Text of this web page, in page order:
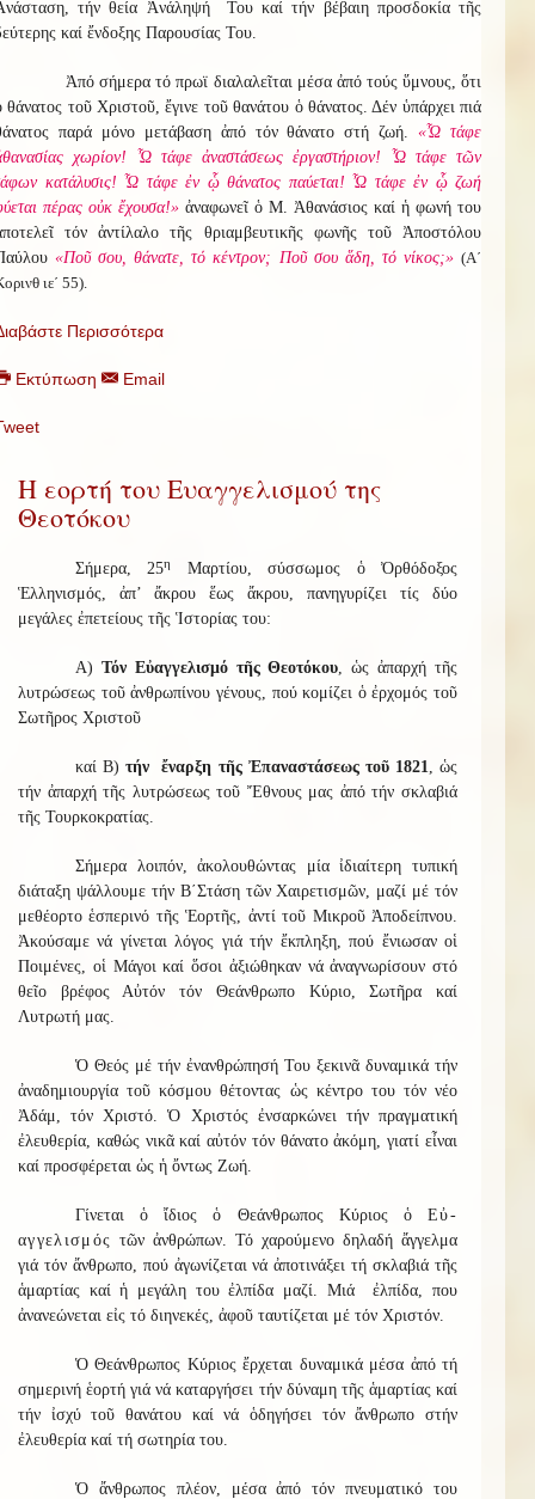
τήν θεία Ἀνάληψή Του καί τήν βέβαιη προσδοκία τῆς
καί ἔνδοξης Παρουσίας Του.
Ἀπό σήμερα τό πρωϊ διαλαλεῖται μέσα ἀπό τούς ὕμνους, ὅτι
θάνατος τοῦ Χριστοῦ, ἔγινε τοῦ θανάτου ὁ θάνατος. Δέν ὑπάρχει πιά
παρά μόνο μετάβαση ἀπό τόν θάνατο στή ζωή.«Ὦ τάφε
χωρίον! Ὦ τάφε ἀναστάσεως ἐργαστήριον! Ὦ τάφε τῶν
κατάλυσις! Ὦ τάφε ἐν ᾧ θάνατος παύεται! Ὦ τάφε ἐν ᾧ ζωή
πέρας οὐκ ἔχουσα!» ἀναφωνεῖ ὁ Μ. Ἀθανάσιος καί ἡ φωνή του
τόν ἀντίλαλο τῆς θριαμβευτικῆς φωνῆς τοῦ Ἀποστόλου
«Ποῦ σου, θάνατε, τό κέντρον; Ποῦ σου ἅδη, τό νίκος;» (Α΄
ιε΄ 55).
Περισσότερα
Εκτύπωση Email
Η εορτή του Ευαγγελισμού της
Θεοτόκου
Σήμερα, 25η
Μαρτίου, σύσσωμος ὁ Ὀρθόδοξος
Ἑλληνισμός, ἀπ’ ἄκρου ἕως ἄκρου, πανηγυρίζει τίς δύο
μεγάλες ἐπετείους τῆς Ἱστορίας του:
Α) Τόν Εὐαγγελισμό τῆς Θεοτόκου, ὡς ἀπαρχή τῆς
λυτρώσεως τοῦ ἀνθρωπίνου γένους, πού κομίζει ὁ ἐρχομός τοῦ
Σωτῆρος Χριστοῦ
καί Β)τήν ἔναρξη τῆς Ἐπαναστάσεως τοῦ 1821, ὡς
τήν ἀπαρχή τῆς λυτρώσεως τοῦ Ἔθνους μας ἀπό τήν σκλαβιά
τῆς Τουρκοκρατίας.
Σήμερα λοιπόν, ἀκολουθώντας μία ἰδιαίτερη τυπική
διάταξη ψάλλουμε τήν Β΄Στάση τῶν Χαιρετισμῶν, μαζί μέ τόν
μεθέορτο ἑσπερινό τῆς Ἑορτῆς, ἀντί τοῦ Μικροῦ Ἀποδείπνου.
Ἀκούσαμε νά γίνεται λόγος γιά τήν ἔκπληξη, πού ἔνιωσαν οἱ
Ποιμένες, οἱ Μάγοι καί ὅσοι ἀξιώθηκαν νά ἀναγνωρίσουν στό
θεῖο βρέφος Αὐτόν τόν Θεάνθρωπο Κύριο, Σωτῆρα καί
Λυτρωτή μας.
Ὁ Θεός μέ τήν ἐνανθρώπησή Του ξεκινᾶ δυναμικά τήν
ἀναδημιουργία τοῦ κόσμου θέτοντας ὡς κέντρο του τόν νέο
Ἀδάμ, τόν Χριστό. Ὁ Χριστός ἐνσαρκώνει τήν πραγματική
ἐλευθερία, καθώς νικᾶ καί αὐτόν τόν θάνατο ἀκόμη, γιατί εἶναι
καί προσφέρεται ὡς ἡ ὄντως Ζωή.
Γίνεται ὁ ἴδιος ὁ Θεάνθρωπος Κύριος ὁ Εὐ-
αγγελισμός τῶν ἀνθρώπων. Τό χαρούμενο δηλαδή ἄγγελμα
γιά τόν ἄνθρωπο, πού ἀγωνίζεται νά ἀποτινάξει τή σκλαβιά τῆς
ἁμαρτίας καί ἡ μεγάλη του ἐλπίδα μαζί. Μιά ἐλπίδα, που
ἀνανεώνεται εἰς τό διηνεκές, ἀφοῦ ταυτίζεται μέ τόν Χριστόν.
Ὁ Θεάνθρωπος Κύριος ἔρχεται δυναμικά μέσα ἀπό τή
σημερινή ἑορτή γιά νά καταργήσει τήν δύναμη τῆς ἁμαρτίας καί
τήν ἰσχύ τοῦ θανάτου καί νά ὁδηγήσει τόν ἄνθρωπο στήν
ἐλευθερία καί τή σωτηρία του.
Ὁ ἄνθρωπος πλέον, μέσα ἀπό τόν πνευματικό του